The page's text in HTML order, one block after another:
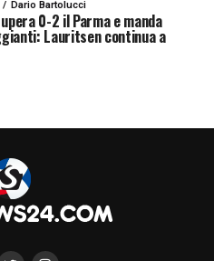
Dario Bartolucci
0-2 il Parma e manda
Lauritsen continua a